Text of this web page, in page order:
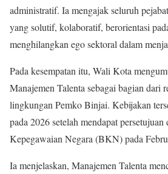
administratif. Ia mengajak seluruh
yang solutif, kolaboratif, berorientasi
menghilangkan ego sektoral dalam
Pada kesempatan itu, Wali Kota
Manajemen Talenta sebagai bagian dari
lingkungan Pemko Binjai. Kebijakan
pada 2026 setelah mendapat persetujuan
Kepegawaian Negara (BKN) pada
Ia menjelaskan, Manajemen Talenta